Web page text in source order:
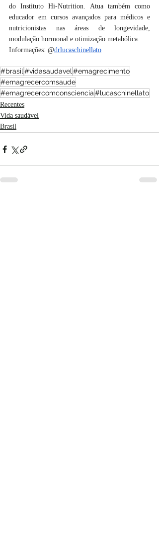
do Instituto Hi-Nutrition. Atua também como
educador em cursos avançados para médicos e
nutricionistas nas áreas de longevidade,
modulação hormonal e otimização metabólica.
Informações: @drlucaschinellato
#brasil#vidasaudavel#emagrecimento
#emagrecercomsaude
#emagrecercomconsciencia#lucaschinellato
Recentes
Vida saudável
Brasil